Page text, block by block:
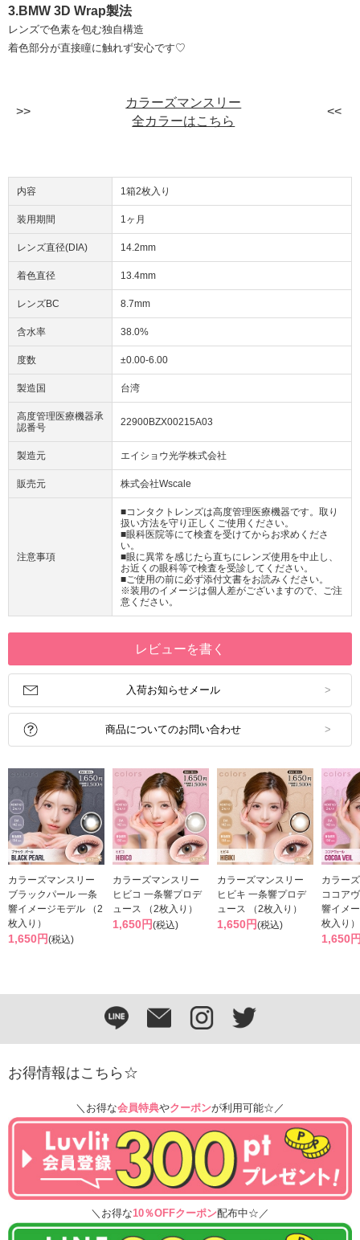
3.BMW 3D Wrap製法
レンズで色素を包む独自構造
着色部分が直接瞳に触れず安心です♡
カラーズマンスリー
全カラーはこちら
内容 1箱2枚入り
装用期間 1ヶ月
レンズ直径(DIA) 14.2mm
着色直径 13.4mm
レンズBC 8.7mm
含水率 38.0%
度数 ±0.00-6.00
製造国 台湾
高度管理医療機器承
認番号
22900BZX00215A03
製造元 エイショウ光学株式会社
販売元 株式会社Wscale
注意事項
■コンタクトレンズは高度管理医療機器です。取り
扱い方法を守り正しくご使用ください。
■眼科医院等にて検査を受けてからお求めくださ
い。
■眼に異常を感じたら直ちにレンズ使用を中止し、
お近くの眼科等で検査を受診してください。
■ご使用の前に必ず添付文書をお読みください。
※装用のイメージは個人差がございますので、ご注
意ください。
レビューを書く
入荷お知らせメール
商品についてのお問い合わせ
カラーズマンスリー
ブラックパール 一条
響イメージモデル （2
枚入り）
1,650円(税込)
カラーズマンスリー
ヒビコ 一条響プロデ
ュース （2枚入り）
1,650円(税込)
カラーズマンスリー
ヒビキ 一条響プロデ
ュース （2枚入り）
1,650円(税込)
カラー
ココア
響イメ
枚入り）
1,650
お得情報はこちら☆
＼お得な会員特典やクーポンが利用可能☆／
＼お得な10％OFFクーポン配布中☆／